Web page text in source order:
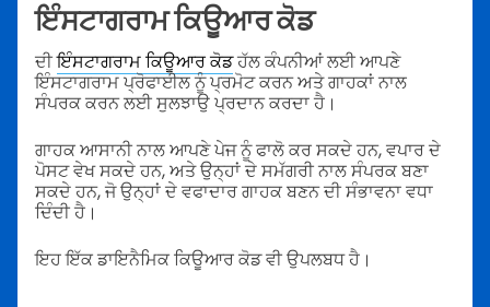
ਇੰਸਟਾਗਰਾਮ ਕਿਊਆਰ ਕੋਡ
ਦੀਇੰਸਟਾਗਰਾਮ ਕਿਊਆਰ ਕੋਡਹੱਲ ਕੰਪਨੀਆਂ ਲਈ ਆਪਣੇ
ਇੰਸਟਾਗਰਾਮ ਪ੍ਰੋਫਾਈਲ ਨੂੰ ਪ੍ਰਮੋਟ ਕਰਨ ਅਤੇ ਗਾਹਕਾਂ ਨਾਲ
ਸੰਪਰਕ ਕਰਨ ਲਈ ਸੁਲਝਾਉ ਪ੍ਰਦਾਨ ਕਰਦਾ ਹੈ।
ਗਾਹਕ ਆਸਾਨੀ ਨਾਲ ਆਪਣੇ ਪੇਜ ਨੂੰ ਫਾਲੋ ਕਰ ਸਕਦੇ ਹਨ, ਵਪਾਰ ਦੇ
ਪੋਸਟ ਵੇਖ ਸਕਦੇ ਹਨ, ਅਤੇ ਉਨ੍ਹਾਂ ਦੇ ਸਮੱਗਰੀ ਨਾਲ ਸੰਪਰਕ ਬਣਾ
ਸਕਦੇ ਹਨ, ਜੋ ਉਨ੍ਹਾਂ ਦੇ ਵਫਾਦਾਰ ਗਾਹਕ ਬਣਨ ਦੀ ਸੰਭਾਵਨਾ ਵਧਾ
ਦਿੰਦੀ ਹੈ।
ਇਹ ਇੱਕ ਡਾਇਨੈਮਿਕ ਕਿਊਆਰ ਕੋਡ ਵੀ ਉਪਲਬਧ ਹੈ।